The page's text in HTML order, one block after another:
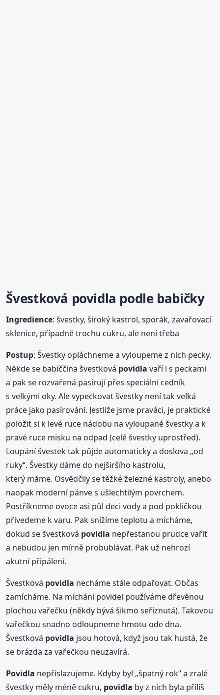
Švestková povidla podle babičky
Ingredience: švestky, široký kastrol, sporák, zavařovací
sklenice, případně trochu cukru, ale není třeba
Postup: Švestky opláchneme a vyloupeme z nich pecky.
Někde se babiččina švestková povidla vaří i s peckami
a pak se rozvařená pasírují přes speciální cedník
s velkými oky. Ale vypeckovat švestky není tak velká
práce jako pasírování. Jestliže jsme praváci, je praktické
položit si k levé ruce nádobu na vyloupané švestky a k
pravé ruce misku na odpad (celé švestky uprostřed).
Loupání švestek tak půjde automaticky a doslova „od
ruky“. Švestky dáme do nejširšího kastrolu,
který máme. Osvědčily se těžké železné kastroly, anebo
naopak moderní pánve s ušlechtilým povrchem.
Postříkneme ovoce asi půl deci vody a pod pokličkou
přivedeme k varu. Pak snížíme teplotu a mícháme,
dokud se švestková povidla nepřestanou prudce vařit
a nebudou jen mírně probublávat. Pak už nehrozí
akutní připálení.
Švestková povidla necháme stále odpařovat. Občas
zamícháme. Na míchání povidel používáme dřevěnou
plochou vařečku (někdy bývá šikmo seříznutá). Takovou
vařečkou snadno odloupneme hmotu ode dna.
Švestková povidla jsou hotová, když jsou tak hustá, že
se brázda za vařečkou neuzavírá.
Povidla nepřislazujeme. Kdyby byl „špatný rok“ a zralé
švestky měly méně cukru, povidla by z nich byla příliš